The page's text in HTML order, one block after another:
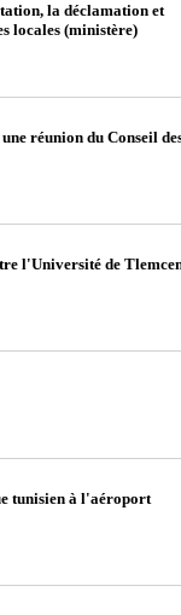
la déclamation et
locales (ministère)
réunion du Conseil
l'Université de
tunisien à l'aéroport